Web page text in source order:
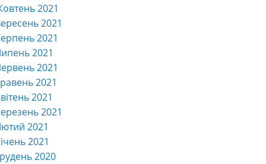
2021
2021
2021
2021
2021
2021
2021
2021
2021
2021
2020